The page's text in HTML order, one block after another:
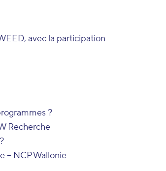
avec la participation
?
Recherche
– NCP Wallonie